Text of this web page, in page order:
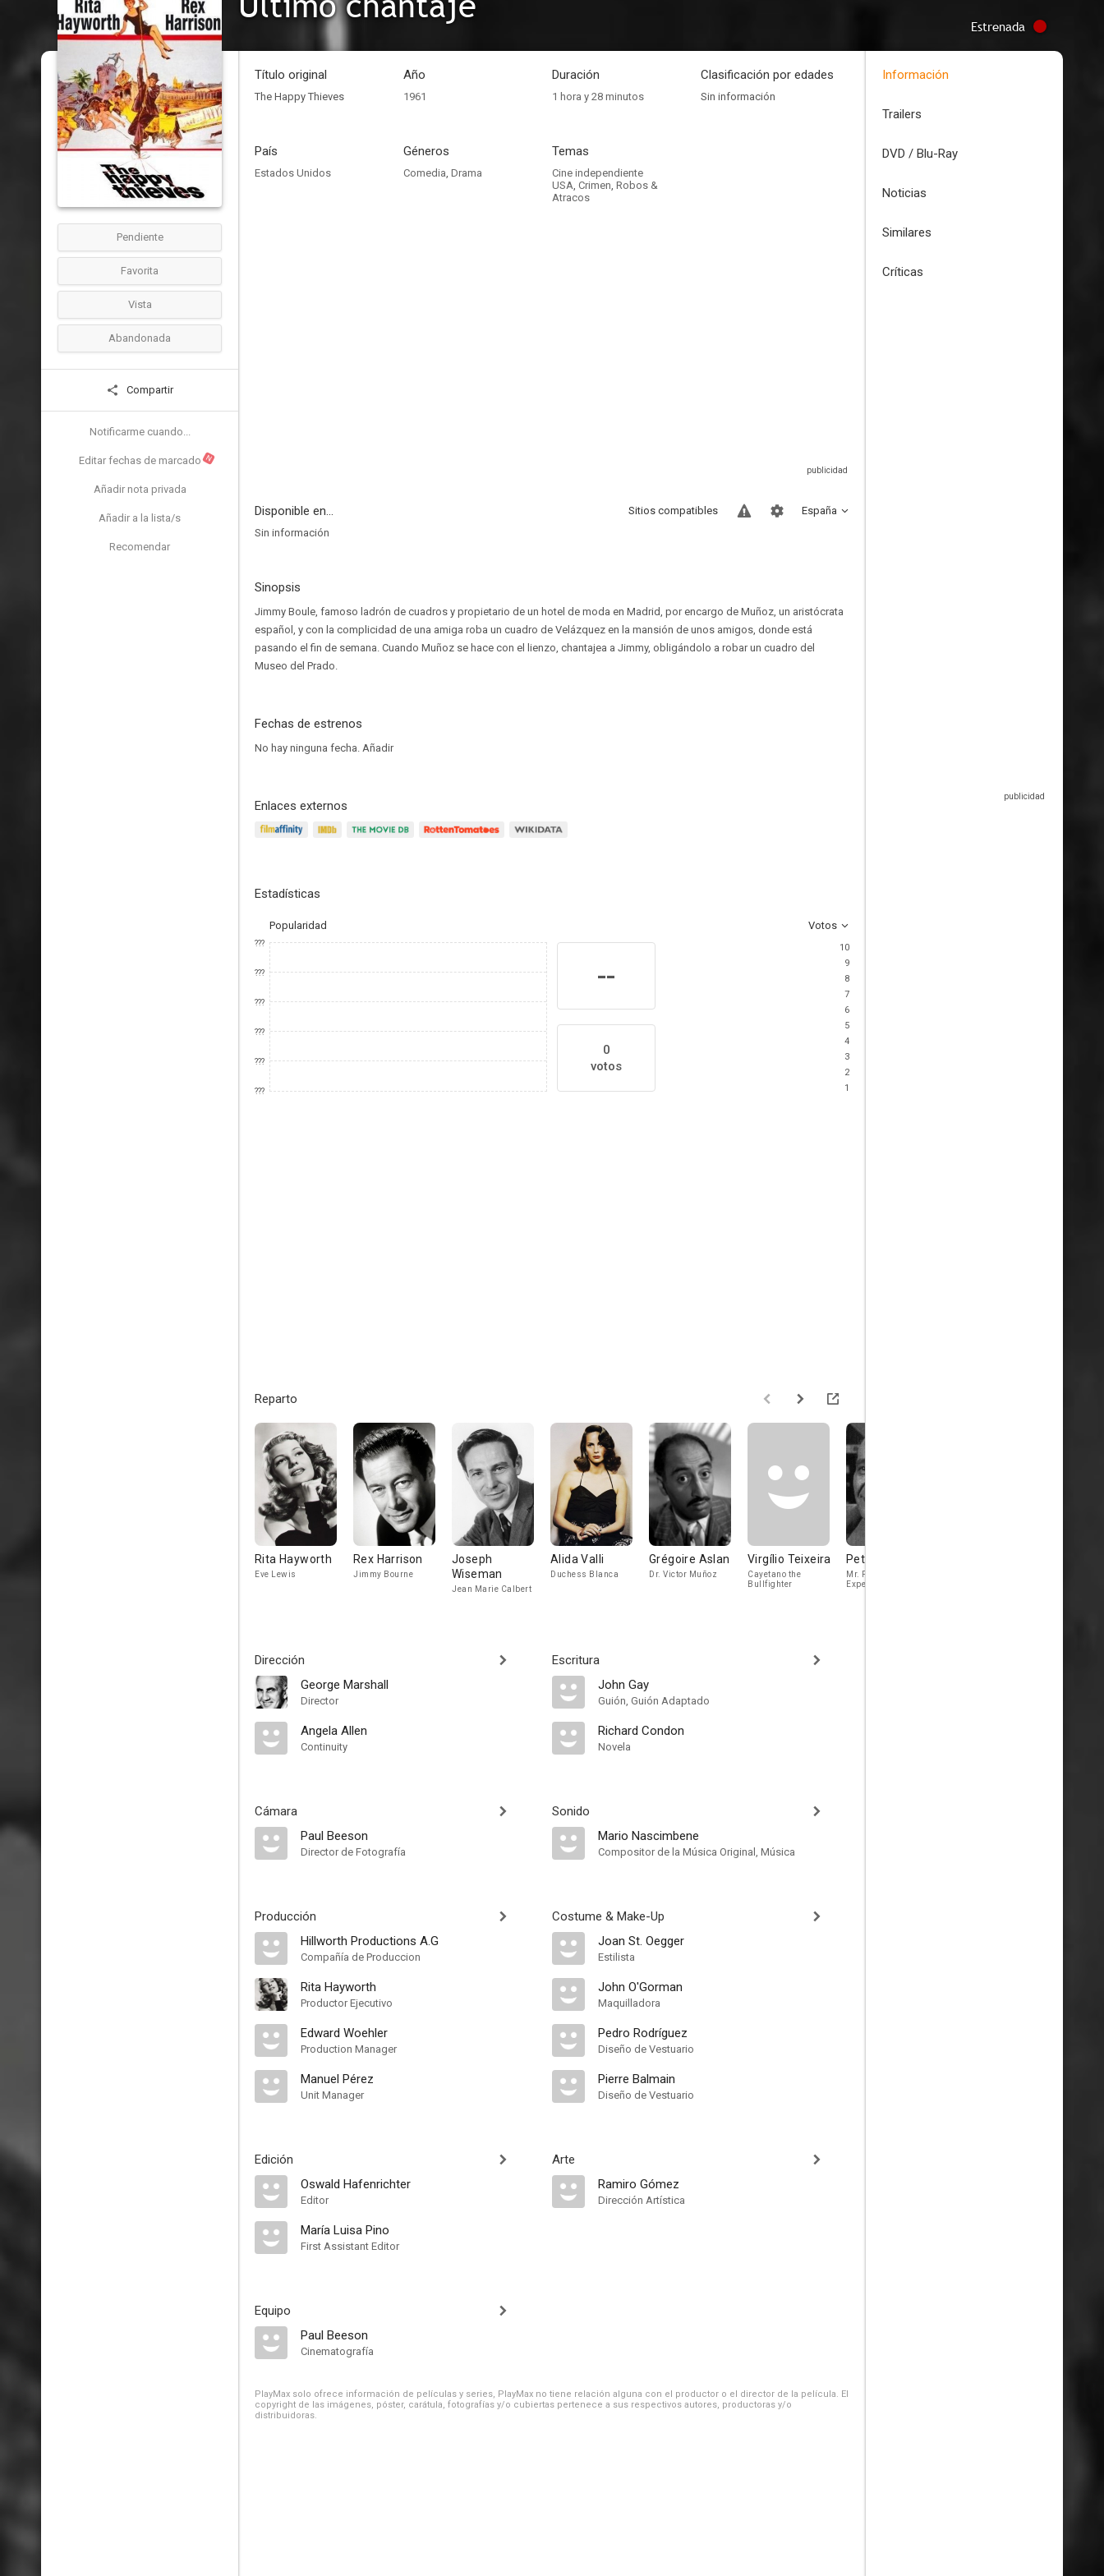
Estrenada
Pendiente
Favorita
Vista
Abandonada
Compartir
Notificarme cuando...
Editar fechas de marcado N
Añadir nota privada
Añadir a la lista/s
Recomendar
Título original
The Happy Thieves
Año
1961
Duración
1 hora y 28 minutos
Clasificación por edades
Sin información
País
Estados Unidos
Géneros
Comedia, Drama
Temas
Cine independiente
USA, Crimen, Robos &
Atracos
Disponible en... España
Sitios compatibles
Sin información
Sinopsis
Jimmy Boule, famoso ladrón de cuadros y propietario de un hotel de moda en Madrid, por encargo de Muñoz, un aristócrata
español, y con la complicidad de una amiga roba un cuadro de Velázquez en la mansión de unos amigos, donde está
pasando el fin de semana. Cuando Muñoz se hace con el lienzo, chantajea a Jimmy, obligándolo a robar un cuadro del
Museo del Prado.
Fechas de estrenos
No hay ninguna fecha. Añadir
Enlaces externos
Estadísticas
Popularidad Votos
???
???
???
???
???
???
--
0
votos
10
9
8
7
6
5
4
3
2
1
Reparto
Rita Hayworth
Eve Lewis
Rex Harrison
Jimmy Bourne
Joseph
Wiseman
Jean Marie Calbert
Alida Valli
Duchess Blanca
Grégoire Aslan
Dr. Victor Muñoz
Virgílio Teixeira
Cayetano the
Bullfighter
Peter Illing
Mr. Pickett the Art
Expert
Dirección
George Marshall
Director
Angela Allen
Continuity
Cámara
Paul Beeson
Director de Fotografía
Producción
Hillworth Productions A.G
Compañía de Produccion
Rita Hayworth
Productor Ejecutivo
Edward Woehler
Production Manager
Manuel Pérez
Unit Manager
Edición
Oswald Hafenrichter
Editor
María Luisa Pino
First Assistant Editor
Equipo
Paul Beeson
Cinematografía
Escritura
John Gay
Guión, Guión Adaptado
Richard Condon
Novela
Sonido
Mario Nascimbene
Compositor de la Música Original, Música
Costume & Make-Up
Joan St. Oegger
Estilista
John O'Gorman
Maquilladora
Pedro Rodríguez
Diseño de Vestuario
Pierre Balmain
Diseño de Vestuario
Arte
Ramiro Gómez
Dirección Artística
PlayMax solo ofrece información de películas y series, PlayMax no tiene relación alguna con el productor o el director de la película. El
copyright de las imágenes, póster, carátula, fotografías y/o cubiertas pertenece a sus respectivos autores, productoras y/o
distribuidoras.
Información
Trailers
DVD / Blu-Ray
Noticias
Similares
Críticas